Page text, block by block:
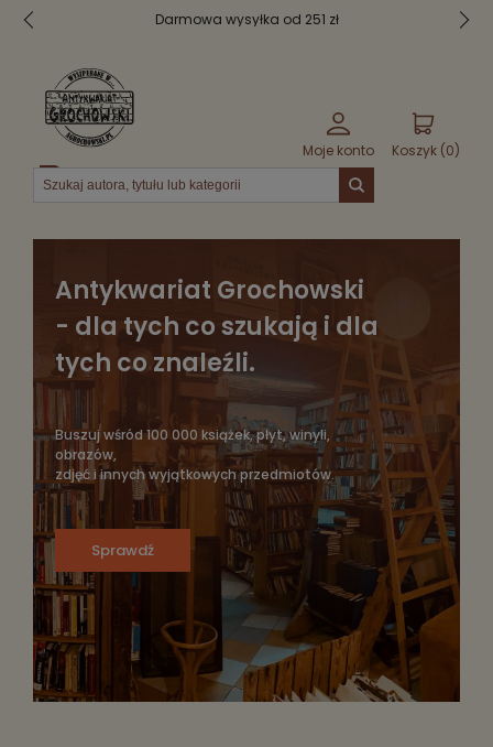
Bezpieczne pakowanie
Moje konto Koszyk (0)
Menu
Antykwariat Grochowski
- dla tych co szukają i dla
tych co znaleźli.
Buszuj wśród 100 000 książek, płyt, winyli,
obrazów,
zdjęć i innych wyjątkowych przedmiotów.
Sprawdź